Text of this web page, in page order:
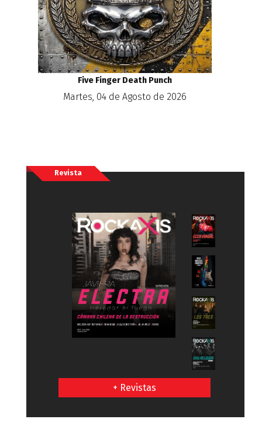
Five Finger Death Punch
Martes, 04 de Agosto de 2026
Revista
+ Revistas